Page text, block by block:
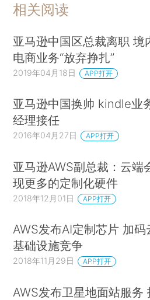
相关阅读
亚马逊中国区总裁离职 境
电商业务“放弃挣扎”
2019年04月18日 APP打开
亚马逊中国换帅 kindle业
经理接任
2016年04月27日 APP打开
亚马逊AWS副总裁：云端
现更多的定制化硬件
2018年12月01日 APP打开
AWS发布AI定制芯片 加码
基础设施竞争
2018年11月29日 APP打开
AWS发布卫星地面站服务